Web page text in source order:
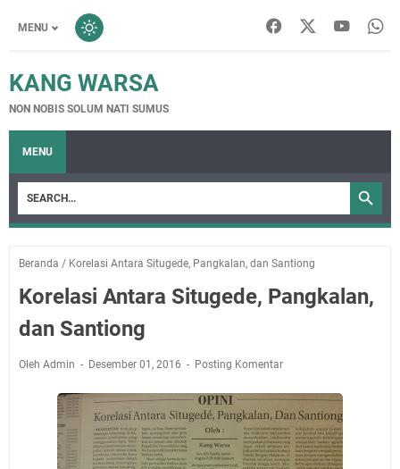
MENU
KANG WARSA
NON NOBIS SOLUM NATI SUMUS
MENU
Beranda / Korelasi Antara Situgede, Pangkalan, dan Santiong
Korelasi Antara Situgede, Pangkalan,
dan Santiong
Oleh Admin Desember 01, 2016 Posting Komentar